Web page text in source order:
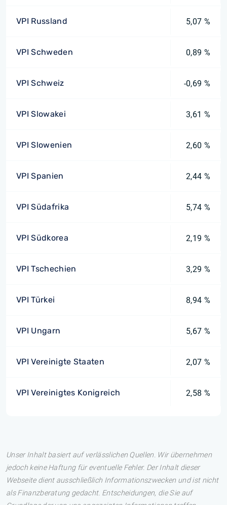
VPI Russland 5,07 %
VPI Schweden 0,89 %
VPI Schweiz -0,69 %
VPI Slowakei 3,61 %
VPI Slowenien 2,60 %
VPI Spanien 2,44 %
VPI Südafrika 5,74 %
VPI Südkorea 2,19 %
VPI Tschechien 3,29 %
VPI Türkei 8,94 %
VPI Ungarn 5,67 %
VPI Vereinigte Staaten 2,07 %
VPI Vereinigtes Konigreich 2,58 %
Unser Inhalt basiert auf verlässlichen Quellen. Wir übernehmen
jedoch keine Haftung für eventuelle Fehler. Der Inhalt dieser
Webseite dient ausschließlich Informationszwecken und ist nicht
als Finanzberatung gedacht. Entscheidungen, die Sie auf